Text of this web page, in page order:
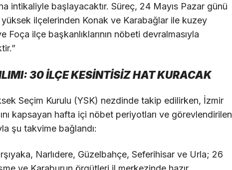
intikaliyle başlayacaktır. Süreç, 24 Mayıs Pazar günü
ilçelerinden Konak ve Karabağlar ile kuzey
Foça ilçe başkanlıklarının nöbeti devralmasıyla
30 İLÇE KESİNTİSİZ HAT KURACAK
Seçim Kurulu (YSK) nezdinde takip edilirken, İzmir
kapsayan hafta içi nöbet periyotları ve görevlendirilen
şu takvime bağlandı:
Narlıdere, Güzelbahçe, Seferihisar ve Urla; 26